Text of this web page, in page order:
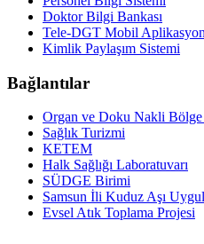
Doktor Bilgi Bankası
Tele-DGT Mobil
Kimlik Paylaşım Sistemi
Bağlantılar
Organ ve Doku Nakli
Sağlık Turizmi
KETEM
Halk Sağlığı Laboratuvarı
SÜDGE Birimi
Samsun İli Kuduz Aşı
Evsel Atık Toplama Projesi